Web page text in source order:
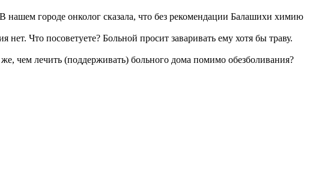
нашем городе онколог сказала, что без рекомендации Балашихи химию
Что посоветуете? Больной просит заваривать ему хотя бы траву.
чем лечить (поддерживать) больного дома помимо обезболивания?